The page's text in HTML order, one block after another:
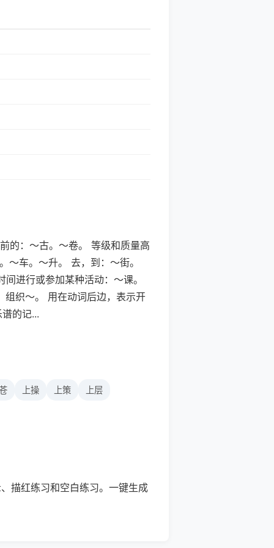
的：～古。～卷。 等级和质量高
车。～升。 去，到：～街。
进行或参加某种活动：～课。
组织～。 用在动词后边，表示开
的记...
上操 上策 上层
描红练习和空白练习。一键生成